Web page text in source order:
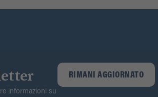
informazioni su
RIMANI AGGIORNATO